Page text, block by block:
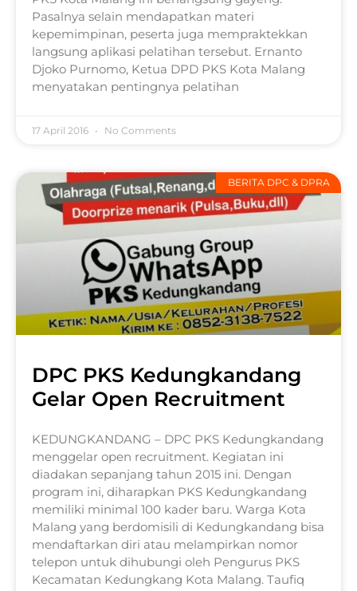
Pasalnya selain mendapatkan materi
kepemimpinan, peserta juga mempraktekkan
langsung aplikasi pelatihan tersebut. Ernanto
Djoko Purnomo, Ketua DPD PKS Kota Malang
menyatakan pentingnya pelatihan
17 April 2016 No Comments
BERITA DPC & DPRA
DPC PKS Kedungkandang
Gelar Open Recruitment
KEDUNGKANDANG – DPC PKS Kedungkandang
menggelar open recruitment. Kegiatan ini
diadakan sepanjang tahun 2015 ini. Dengan
program ini, diharapkan PKS Kedungkandang
memiliki minimal 100 kader baru. Warga Kota
Malang yang berdomisili di Kedungkandang bisa
mendaftarkan diri atau melampirkan nomor
telepon untuk dihubungi oleh Pengurus PKS
Kecamatan Kedungkang Kota Malang. Taufiq